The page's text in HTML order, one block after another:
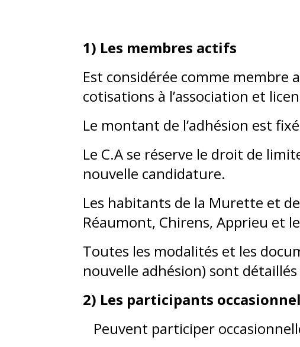
1) Les membres actifs
Est considérée comme membre
cotisations à l’association et
Le montant de l’adhésion est
Le C.A se réserve le droit de
nouvelle candidature.
Les habitants de la Murette et
Réaumont, Chirens, Apprieu et
Toutes les modalités et les
nouvelle adhésion) sont
2) Les participants
Peuvent participer